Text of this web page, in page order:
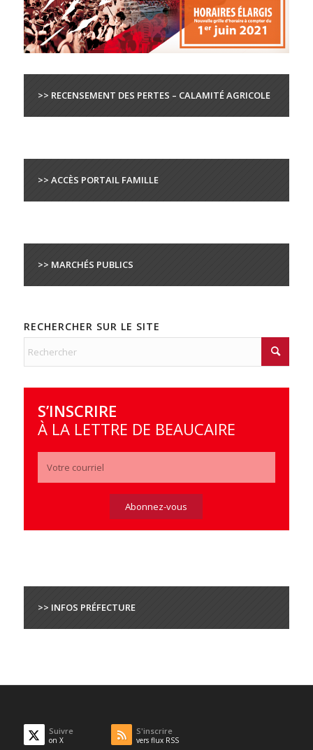
>> RECENSEMENT DES PERTES – CALAMITÉ AGRICOLE
>> ACCÈS PORTAIL FAMILLE
>> MARCHÉS PUBLICS
RECHERCHER SUR LE SITE
S’INSCRIRE
À LA LETTRE DE BEAUCAIRE
>> INFOS PRÉFECTURE
Suivre
on X
S'inscrire
vers flux RSS